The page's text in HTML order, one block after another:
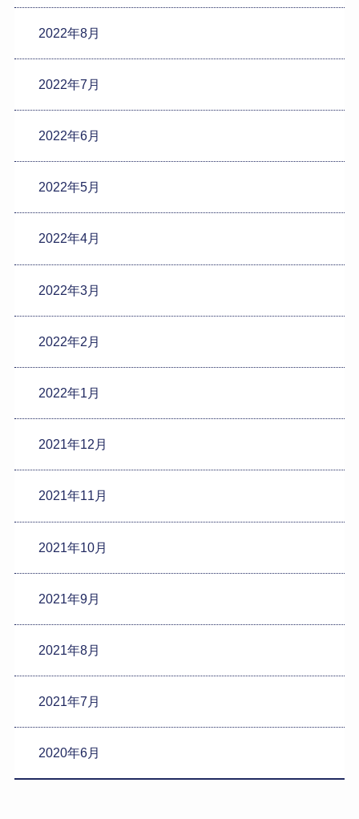
2022年8月
2022年7月
2022年6月
2022年5月
2022年4月
2022年3月
2022年2月
2022年1月
2021年12月
2021年11月
2021年10月
2021年9月
2021年8月
2021年7月
2020年6月